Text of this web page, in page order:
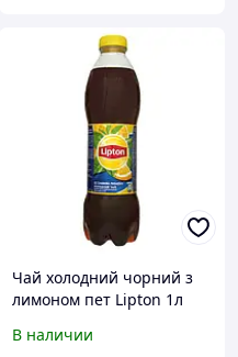
Чай холодний чорний з
лимоном пет Lipton 1л
В наличии